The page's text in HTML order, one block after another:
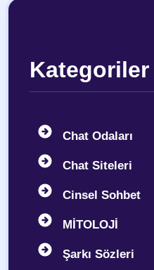
Kategoriler
Chat Odaları
Chat Siteleri
Cinsel Sohbet
MİTOLOJİ
Şarkı Sözleri